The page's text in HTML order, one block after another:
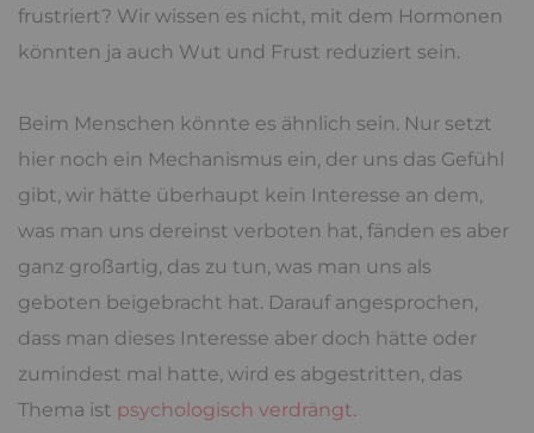
frustriert? Wir wissen es nicht, mit dem Hormonen
könnten ja auch Wut und Frust reduziert sein.
Beim Menschen könnte es ähnlich sein. Nur setzt
hier noch ein Mechanismus ein, der uns das Gefühl
gibt, wir hätte überhaupt kein Interesse an dem,
was man uns dereinst verboten hat, fänden es aber
ganz großartig, das zu tun, was man uns als
geboten beigebracht hat. Darauf angesprochen,
dass man dieses Interesse aber doch hätte oder
zumindest mal hatte, wird es abgestritten, das
Thema ist psychologisch verdrängt.